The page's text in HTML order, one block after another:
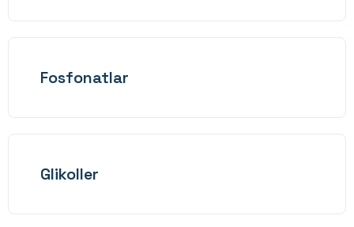
Fosfonatlar
Glikoller